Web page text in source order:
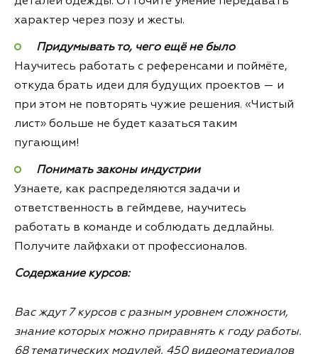
характер через позу и жесты.
Придумывать то, чего ещё не было
Научитесь работать с референсами и поймёте,
откуда брать идеи для будущих проектов — и
при этом не повторять чужие решения. «Чистый
лист» больше не будет казаться таким
пугающим!
Понимать законы индустрии
Узнаете, как распределяются задачи и
ответственность в геймдеве, научитесь
работать в команде и соблюдать дедлайны.
Получите лайфхаки от профессионалов.
Содержание курсов:
Вас ждут 7 курсов с разным уровнем сложности,
знание которых можно приравнять к году работы.
68 тематических модулей, 450 видеоматериалов